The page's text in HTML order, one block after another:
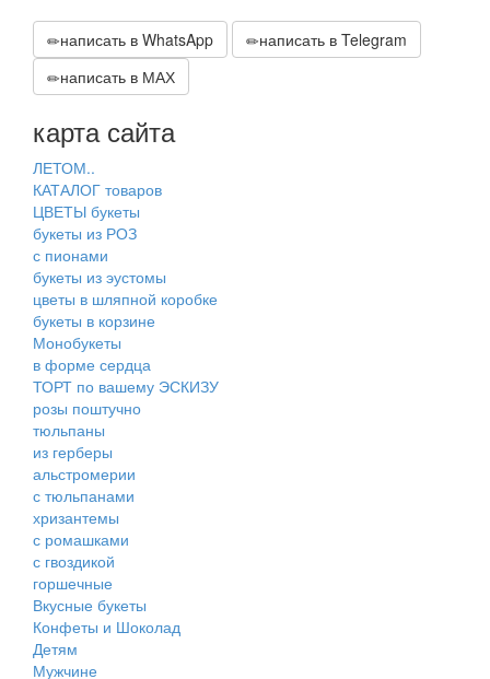
написать в WhatsApp
написать в Telegram
написать в МАХ
карта сайта
ЛЕТОМ..
КАТАЛОГ товаров
ЦВЕТЫ букеты
букеты из РОЗ
с пионами
букеты из эустомы
цветы в шляпной коробке
букеты в корзине
Монобукеты
в форме сердца
ТОРТ по вашему ЭСКИЗУ
розы поштучно
тюльпаны
из герберы
альстромерии
с тюльпанами
хризантемы
с ромашками
с гвоздикой
горшечные
Вкусные букеты
Конфеты и Шоколад
Детям
Мужчине